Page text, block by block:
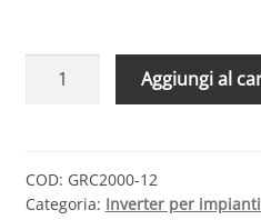
Inverter
12V
Stand
Aggiungi al
COD: GRC2000-12
Categoria: Inverter per